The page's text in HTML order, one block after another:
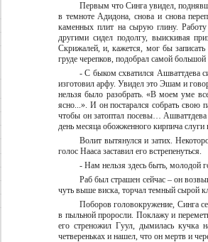
Первым что Синга увидел,
в темноте Адидона, снова и снова
каменных плит на сырую глину.
другими сидел подолгу, выискивая
Скрижалей, и, кажется, мог бы
груде черепков, подобрал самой
- С быком схватился Ашваттдева
изготовил арфу. Увидел это Эшам и
нельзя было разобрать. «В моем уме
ясно...». И он постарался собрать свою
чтобы он затоптал посевы…
день месяца обожженного кирпича
Волит вытянулся и затих.
голос Нааса заставил его встрепенуться.
- Нам нельзя здесь быть, молодой
Раб был страшен сейчас – он
чуть выше виска, торчал темный сырой
Поборов головокружение, Синга
в пыльной проросли. Поклажу и
его стреножил Гуул, дымилась
четвереньках и нашел, что он мертв и